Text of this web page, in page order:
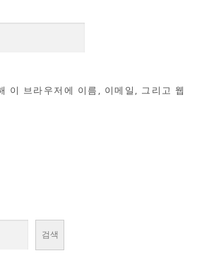
이 브라우저에 이름, 이메일, 그리고 웹
검색